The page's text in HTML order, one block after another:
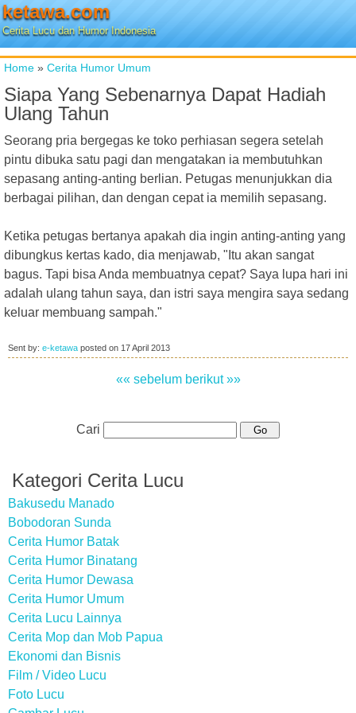
ketawa.com
Cerita Lucu dan Humor Indonesia
Home » Cerita Humor Umum
Siapa Yang Sebenarnya Dapat Hadiah
Ulang Tahun
Seorang pria bergegas ke toko perhiasan segera setelah
pintu dibuka satu pagi dan mengatakan ia membutuhkan
sepasang anting-anting berlian. Petugas menunjukkan dia
berbagai pilihan, dan dengan cepat ia memilih sepasang.
Ketika petugas bertanya apakah dia ingin anting-anting yang
dibungkus kertas kado, dia menjawab, "Itu akan sangat
bagus. Tapi bisa Anda membuatnya cepat? Saya lupa hari ini
adalah ulang tahun saya, dan istri saya mengira saya sedang
keluar membuang sampah."
Sent by: e-ketawa posted on 17 April 2013
«« sebelum berikut »»
Cari
Kategori Cerita Lucu
Bakusedu Manado
Bobodoran Sunda
Cerita Humor Batak
Cerita Humor Binatang
Cerita Humor Dewasa
Cerita Humor Umum
Cerita Lucu Lainnya
Cerita Mop dan Mob Papua
Ekonomi dan Bisnis
Film / Video Lucu
Foto Lucu